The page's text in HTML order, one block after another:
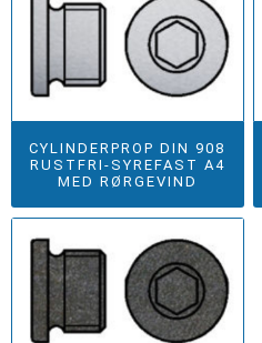
CYLINDERPROP DIN 908
RUSTFRI-SYREFAST A4
MED RØRGEVIND